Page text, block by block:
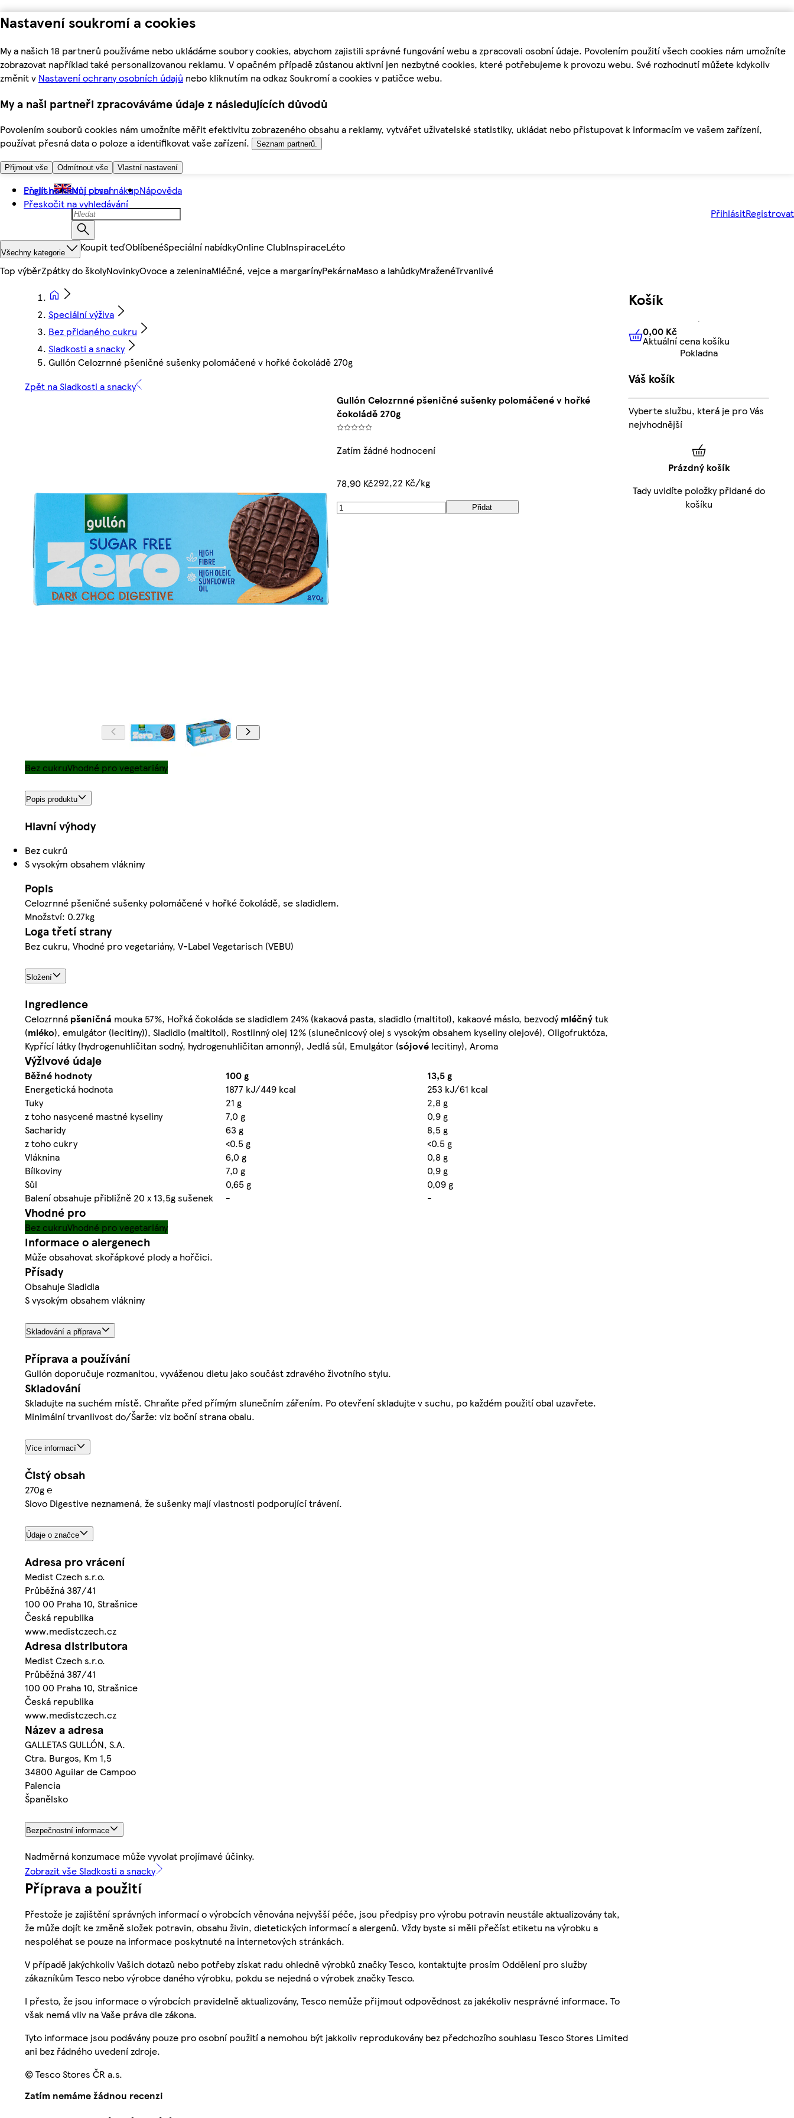
Nastavení soukromí a cookies
My a našich 18 partnerů používáme nebo ukládáme soubory cookies, abychom zajistili správné fungování webu a zpracovali osobní údaje. Povolením použití všech cookies nám umožníte
zobrazovat například také personalizovanou reklamu. V opačném případě zůstanou aktivní jen nezbytné cookies, které potřebujeme k provozu webu. Své rozhodnutí můžete kdykoliv
změnit v Nastavení ochrany osobních údajů nebo kliknutím na odkaz Soukromí a cookies v patičce webu.
My a naši partneři zpracováváme údaje z následujících důvodů
Povolením souborů cookies nám umožníte měřit efektivitu zobrazeného obsahu a reklamy, vytvářet uživatelské statistiky, ukládat nebo přistupovat k informacím ve vašem zařízení,
používat přesná data o poloze a identifikovat vaše zařízení.
Seznam partnerů.
Přijmout vše Odmítnout vše Vlastní nastavení
Přejít na hlavní obsah
Přeskočit na vyhledávání
English Můj první nákupNápověda
PřihlásitRegistrovat
Všechny kategorie Koupit teďOblíbenéSpeciální nabídkyOnline ClubInspiraceLéto
Top výběrZpátky do školyNovinkyOvoce a zeleninaMléčné, vejce a margarínyPekárnaMaso a lahůdkyMraženéTrvanlivé
Speciální výživa
Bez přidaného cukru
Sladkosti a snacky
Gullón Celozrnné pšeničné sušenky polomáčené v hořké čokoládě 270g
Zpět na Sladkosti a snacky
Gullón Celozrnné pšeničné sušenky polomáčené v hořké
čokoládě 270g
Zatím žádné hodnocení
78,90 Kč292,22 Kč/kg
Přidat
Bez cukruVhodné pro vegetariány
Popis produktu
Hlavní výhody
Bez cukrů
S vysokým obsahem vlákniny
Popis
Celozrnné pšeničné sušenky polomáčené v hořké čokoládě, se sladidlem.
Množství: 0.27kg
Loga třetí strany
Bez cukru, Vhodné pro vegetariány, V-Label Vegetarisch (VEBU)
Složení
Ingredience
Celozrnná pšeničná mouka 57%, Hořká čokoláda se sladidlem 24% (kakaová pasta, sladidlo (maltitol), kakaové máslo, bezvodýmléčnýtuk
(mléko), emulgátor (lecitiny)), Sladidlo (maltitol), Rostlinný olej 12% (slunečnicový olej s vysokým obsahem kyseliny olejové), Oligofruktóza,
Kypřící látky (hydrogenuhličitan sodný, hydrogenuhličitan amonný), Jedlá sůl, Emulgátor (sójové lecitiny), Aroma
Výživové údaje
Běžné hodnoty 100 g
13,5 g
Energetická hodnota
1877 kJ/449 kcal
253 kJ/61 kcal
Tuky
21 g
2,8 g
z toho nasycené mastné kyseliny
7,0 g
0,9 g
Sacharidy
63 g
8,5 g
z toho cukry
<0.5 g
<0.5 g
Vláknina
6,0 g
0,8 g
Bílkoviny
7,0 g
0,9 g
Sůl
0,65 g
0,09 g
Balení obsahuje přibližně 20 x 13,5g sušenek
- -
Vhodné pro
Bez cukruVhodné pro vegetariány
Informace o alergenech
Může obsahovat skořápkové plody a hořčici.
Přísady
Obsahuje Sladidla
S vysokým obsahem vlákniny
Skladování a příprava
Příprava a používání
Gullón doporučuje rozmanitou, vyváženou dietu jako součást zdravého životního stylu.
Skladování
Skladujte na suchém místě. Chraňte před přímým slunečním zářením. Po otevření skladujte v suchu, po každém použití obal uzavřete.
Minimální trvanlivost do/Šarže: viz boční strana obalu.
Více informací
Čistý obsah
270g ℮
Slovo Digestive neznamená, že sušenky mají vlastnosti podporující trávení.
Údaje o značce
Adresa pro vrácení
Medist Czech s.r.o.
Průběžná 387/41
100 00 Praha 10, Strašnice
Česká republika
www.medistczech.cz
Adresa distributora
Medist Czech s.r.o.
Průběžná 387/41
100 00 Praha 10, Strašnice
Česká republika
www.medistczech.cz
Název a adresa
GALLETAS GULLÓN, S.A.
Ctra. Burgos, Km 1,5
34800 Aguilar de Campoo
Palencia
Španělsko
Bezpečnostní informace
Nadměrná konzumace může vyvolat projímavé účinky.
Zobrazit vše Sladkosti a snacky
Příprava a použití
Přestože je zajištění správných informací o výrobcích věnována nejvyšší péče, jsou předpisy pro výrobu potravin neustále aktualizovány tak,
že může dojít ke změně složek potravin, obsahu živin, dietetických informací a alergenů. Vždy byste si měli přečíst etiketu na výrobku a
nespoléhat se pouze na informace poskytnuté na internetových stránkách.
V případě jakýchkoliv Vašich dotazů nebo potřeby získat radu ohledně výrobků značky Tesco, kontaktujte prosím Oddělení pro služby
zákazníkům Tesco nebo výrobce daného výrobku, pokdu se nejedná o výrobek značky Tesco.
I přesto, že jsou informace o výrobcích pravidelně aktualizovány, Tesco nemůže přijmout odpovědnost za jakékoliv nesprávné informace. To
však nemá vliv na Vaše práva dle zákona.
Tyto informace jsou podávány pouze pro osobní použití a nemohou být jakkoliv reprodukovány bez předchozího souhlasu Tesco Stores Limited
ani bez řádného uvedení zdroje.
© Tesco Stores ČR a.s.
Zatím nemáme žádnou recenzi
Košík
0,00 KčAktuální cena košíku
0,00 Kč
Aktuální cena košíku
Pokladna
Váš košík
Vyberte službu, která je pro Vás
nejvhodnější
Prázdný košík
Tady uvidíte položky přidané do
košíku